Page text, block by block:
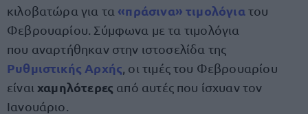
κιλοβατώρα για τα«πράσινα»τιμολόγια του
Φεβρουαρίου. Σύμφωνα με τα τιμολόγια
που αναρτήθηκαν στην ιστοσελίδα της
Ρυθμιστικής Αρχής , οι τιμές του Φεβρουαρίου
είναι χαμηλότερες από αυτές που ίσχυαν τον
Ιανουάριο.